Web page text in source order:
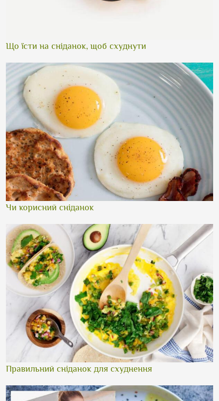
Що їсти на сніданок, щоб схуднути
Чи корисний сніданок
Правильний сніданок для схуднення